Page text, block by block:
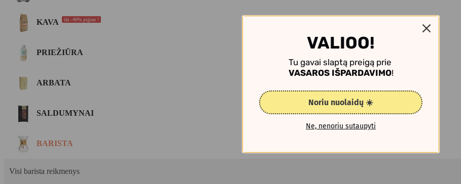
KAVA iki -40% pigiau !
PRIEŽIŪRA
ARBATA
SALDUMYNAI
BARISTA
Visi barista reikmenys
VALIOO!
Tu gavai slaptą preigą prie
VASAROS IŠPARDAVIMO!
Noriu nuolaidų ☀️
Ne, nenoriu sutaupyti